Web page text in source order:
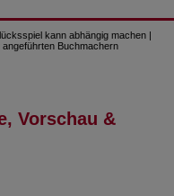
kann abhängig machen |
Buchmachern
Vorschau &